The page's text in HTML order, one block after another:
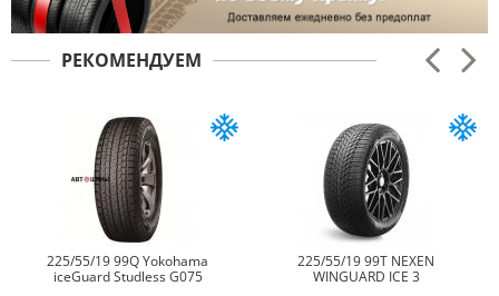
РЕКОМЕНДУЕМ
225/55/19 99Q Yokohama
iceGuard Studless G075
225/55/19 99T NEXEN
WINGUARD ICE 3